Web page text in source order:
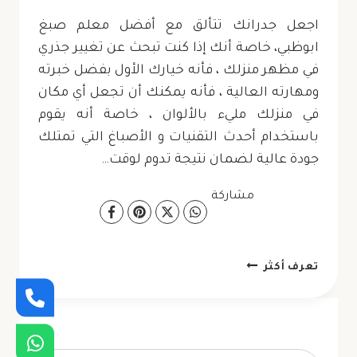
اجعل جدرانك تتألق مع أفضل معلم صبغ
ابوظبي، خاصة أنك إذا كنت تبحث عن تغيير جذري
في مظهر منزلك ، فأنه خيارك الأول بفضل خبرته
ومهارته العالية ، فأنه يمكنك أن تجعل أي مكان
في منزلك مليء بالألوان ، خاصة أنه يقوم
باستخدام أحدث التقنيات و الأصباغ التي تمتلك
جودة عالية لضمان نتيجة تدوم لوقت…
مشاركة
تعرف أكثر معلم